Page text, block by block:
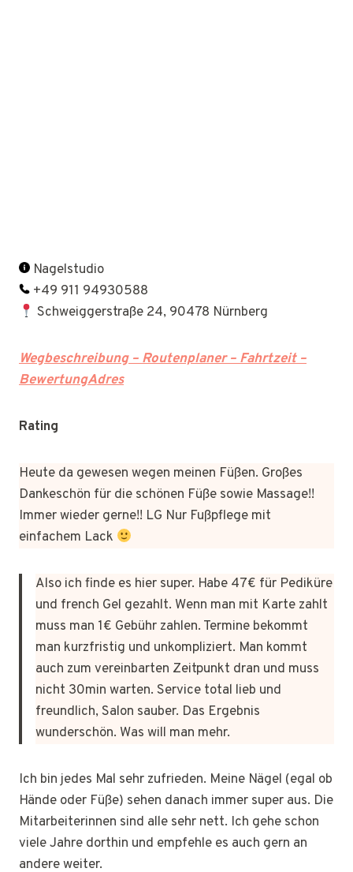
Nagelstudio
+49 911 94930588
Schweiggerstraße 24, 90478 Nürnberg
Wegbeschreibung – Routenplaner – Fahrtzeit –
BewertungAdres
Rating
Heute da gewesen wegen meinen Füßen. Großes
Dankeschön für die schönen Füße sowie Massage!!
Immer wieder gerne!! LG Nur Fußpflege mit
einfachem Lack
Also ich finde es hier super. Habe 47€ für Pediküre
und french Gel gezahlt. Wenn man mit Karte zahlt
muss man 1€ Gebühr zahlen. Termine bekommt
man kurzfristig und unkompliziert. Man kommt
auch zum vereinbarten Zeitpunkt dran und muss
nicht 30min warten. Service total lieb und
freundlich, Salon sauber. Das Ergebnis
wunderschön. Was will man mehr.
Ich bin jedes Mal sehr zufrieden. Meine Nägel (egal ob
Hände oder Füße) sehen danach immer super aus. Die
Mitarbeiterinnen sind alle sehr nett. Ich gehe schon
viele Jahre dorthin und empfehle es auch gern an
andere weiter.